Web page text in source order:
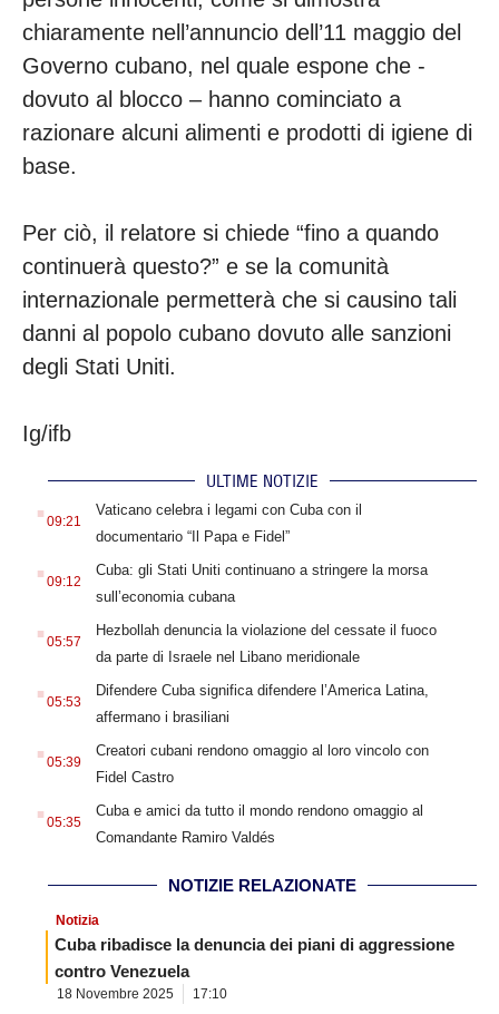
chiaramente nell’annuncio dell’11 maggio del
Governo cubano, nel quale espone che -
dovuto al blocco – hanno cominciato a
razionare alcuni alimenti e prodotti di igiene di
base.
Per ciò, il relatore si chiede “fino a quando
continuerà questo?” e se la comunità
internazionale permetterà che si causino tali
danni al popolo cubano dovuto alle sanzioni
degli Stati Uniti.
Ig/ifb
ULTIME NOTIZIE
. 09:21
Vaticano celebra i legami con Cuba con il
documentario “Il Papa e Fidel”
. 09:12
Cuba: gli Stati Uniti continuano a stringere la morsa
sull’economia cubana
. 05:57
Hezbollah denuncia la violazione del cessate il fuoco
da parte di Israele nel Libano meridionale
. 05:53
Difendere Cuba significa difendere l’America Latina,
affermano i brasiliani
. 05:39
Creatori cubani rendono omaggio al loro vincolo con
Fidel Castro
. 05:35
Cuba e amici da tutto il mondo rendono omaggio al
Comandante Ramiro Valdés
NOTIZIE RELAZIONATE
Notizia
Cuba ribadisce la denuncia dei piani di aggressione
contro Venezuela
18 Novembre 2025 17:10